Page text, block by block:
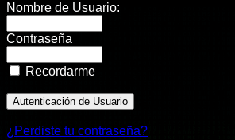
Nombre de Usuario:
Contraseña
Recordarme
¿Perdiste tu contraseña?